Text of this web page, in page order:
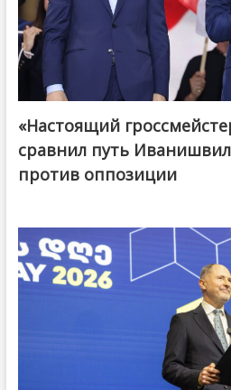
@ქართული ოცნება / Georgian
«Настоящий
сравнил путь
против оппозиции